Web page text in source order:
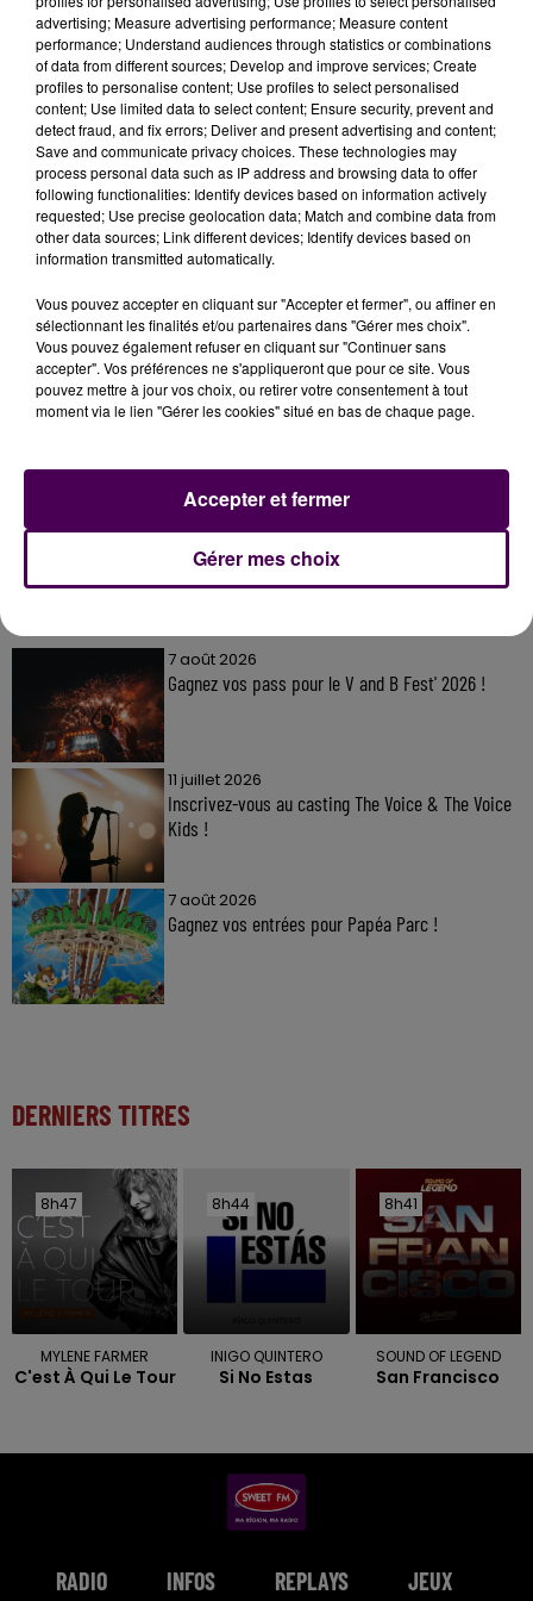
Ninon Gautier, directrice de l'hôpital de Mamers
MISE EN VENTE POUR 40 000 EUROS
"L'objectif demeure pour le CHICAM comme pour la
mairie de Mamers que les futurs acquéreurs aient la
motivation depréserver et valoriser le patrimoine
architecturalde la ville"rassure l'établissement
hospitalier, qui fixe le prix de ce bien potentiellement
permettre d'envisager un chantier de remise en état.
À LA UNE
7 août 2026
Gagnez vos pass pour le V and B Fest' 2026 !
11 juillet 2026
Inscrivez-vous au casting The Voice & The Voice
Kids !
7 août 2026
Gagnez vos entrées pour Papéa Parc !
DERNIERS TITRES
8h47
8h47
MYLENE FARMER
C'est À Qui Le Tour
8h44
8h44
INIGO QUINTERO
Si No Estas
8h41
8h41
SOUND OF LEGEND
San Francisco
RADIO INFOS REPLAYS JEUX
advertising; Measure advertising performance; Measure content
performance; Understand audiences through statistics or combinations
of data from different sources; Develop and improve services; Create
profiles to personalise content; Use profiles to select personalised
content; Use limited data to select content; Ensure security, prevent and
detect fraud, and fix errors; Deliver and present advertising and content;
Save and communicate privacy choices. These technologies may
process personal data such as IP address and browsing data to offer
following functionalities: Identify devices based on information actively
requested; Use precise geolocation data; Match and combine data from
other data sources; Link different devices; Identify devices based on
information transmitted automatically.
Vous pouvez accepter en cliquant sur "Accepter et fermer", ou affiner en
sélectionnant les finalités et/ou partenaires dans "Gérer mes choix".
Vous pouvez également refuser en cliquant sur "Continuer sans
accepter". Vos préférences ne s'appliqueront que pour ce site. Vous
pouvez mettre à jour vos choix, ou retirer votre consentement à tout
moment via le lien "Gérer les cookies" situé en bas de chaque page.
Gérer mes choix
Accepter et fermer